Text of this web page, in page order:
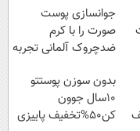
جوانسازی پوست
صورت را با کرم
ضدچروک آلمانی تجربه
بدون سوزن پوستتو
10سال جوون
کن50%تخفیف پاییزی